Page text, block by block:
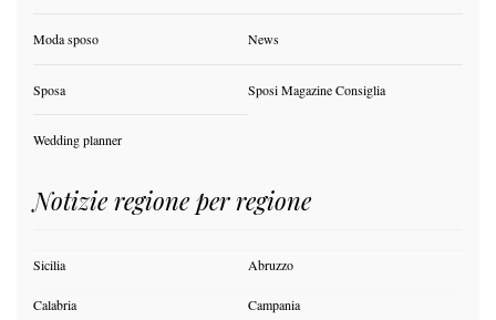
Moda sposo News
Sposa Sposi Magazine Consiglia
Wedding planner
Notizie regione per regione
Sicilia Abruzzo
Calabria Campania